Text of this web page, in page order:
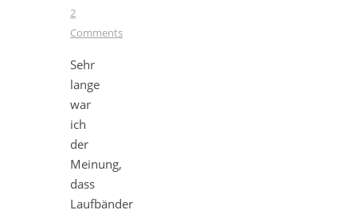
2
Comments
Sehr
lange
war
ich
der
Meinung,
dass
Laufbänder